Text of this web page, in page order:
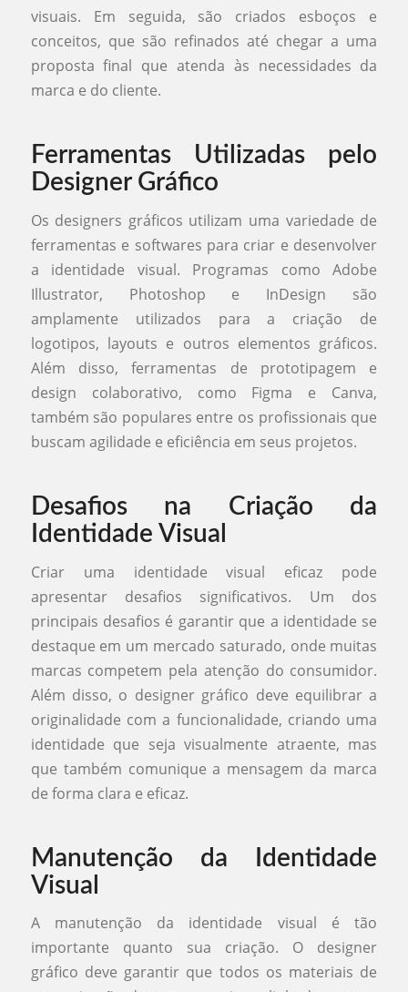
visuais. Em seguida, são criados esboços e
conceitos, que são refinados até chegar a uma
proposta final que atenda às necessidades da
marca e do cliente.
Ferramentas Utilizadas pelo
Designer Gráfico
Os designers gráficos utilizam uma variedade de
ferramentas e softwares para criar e desenvolver
a identidade visual. Programas como Adobe
Illustrator, Photoshop e InDesign são
amplamente utilizados para a criação de
logotipos, layouts e outros elementos gráficos.
Além disso, ferramentas de prototipagem e
design colaborativo, como Figma e Canva,
também são populares entre os profissionais que
buscam agilidade e eficiência em seus projetos.
Desafios na Criação da
Identidade Visual
Criar uma identidade visual eficaz pode
apresentar desafios significativos. Um dos
principais desafios é garantir que a identidade se
destaque em um mercado saturado, onde muitas
marcas competem pela atenção do consumidor.
Além disso, o designer gráfico deve equilibrar a
originalidade com a funcionalidade, criando uma
identidade que seja visualmente atraente, mas
que também comunique a mensagem da marca
de forma clara e eficaz.
Manutenção da Identidade
Visual
A manutenção da identidade visual é tão
importante quanto sua criação. O designer
gráfico deve garantir que todos os materiais de